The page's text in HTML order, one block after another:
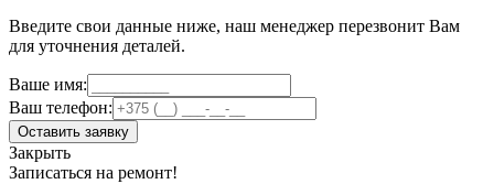
Введите свои данные ниже, наш менеджер перезвонит Вам
для уточнения деталей.
Ваше имя:
Ваш телефон:
Оставить заявку
Закрыть
Записаться на ремонт!